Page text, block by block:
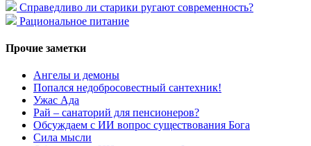
Справедливо ли старики ругают современность?
Рациональное питание
Прочие заметки
Ангелы и демоны
Попался недобросовестный сантехник!
Ужас Ада
Рай – санаторий для пенсионеров?
Обсуждаем с ИИ вопрос существования Бога
Сила мысли